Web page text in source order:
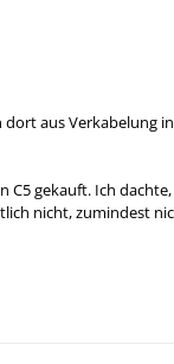
aus Verkabelung
gekauft. Ich
nicht, zumindest